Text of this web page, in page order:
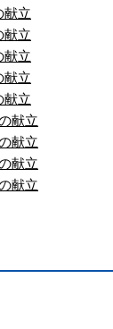
献立
献立
献立
献立
献立
献立
献立
献立
献立